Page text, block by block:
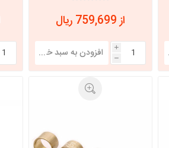
از 759,699 ریال
i
h